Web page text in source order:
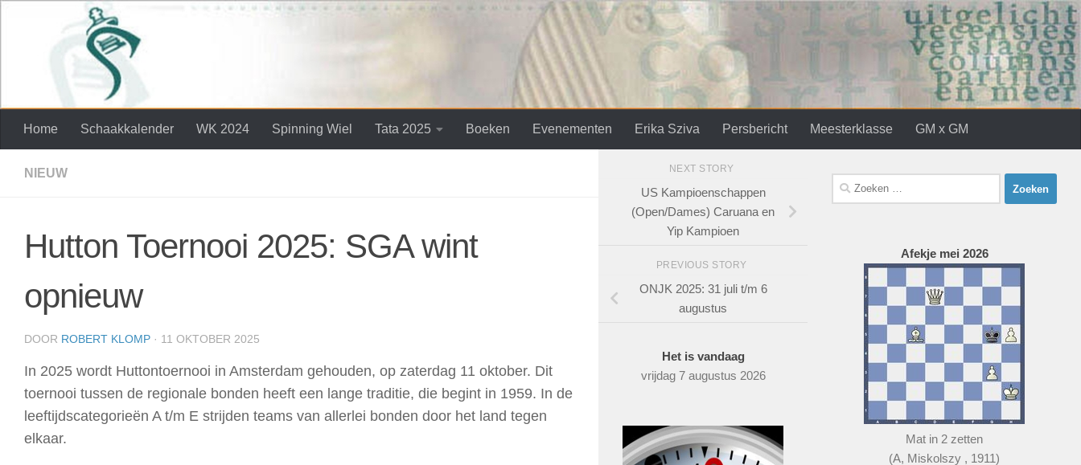
Skip to content
Home Schaakkalender WK 2024 Spinning Wiel Tata 2025 Boeken Evenementen Erika Sziva Persbericht Meesterklasse GM x GM
NIEUW
Hutton Toernooi 2025: SGA wint
opnieuw
DOOR ROBERT KLOMP · 11 OKTOBER 2025
In 2025 wordt Huttontoernooi in Amsterdam gehouden, op zaterdag 11 oktober. Dit
toernooi tussen de regionale bonden heeft een lange traditie, die begint in 1959. In de
leeftijdscategorieën A t/m E strijden teams van allerlei bonden door het land tegen
elkaar.
Zoeken
naar:
Afekje mei 2026
Mat in 2 zetten
(A, Miskolszy , 1911)
NEXT STORY
US Kampioenschappen
(Open/Dames) Caruana en
Yip Kampioen
PREVIOUS STORY
ONJK 2025: 31 juli t/m 6
augustus
Het is vandaag
vrijdag 7 augustus 2026